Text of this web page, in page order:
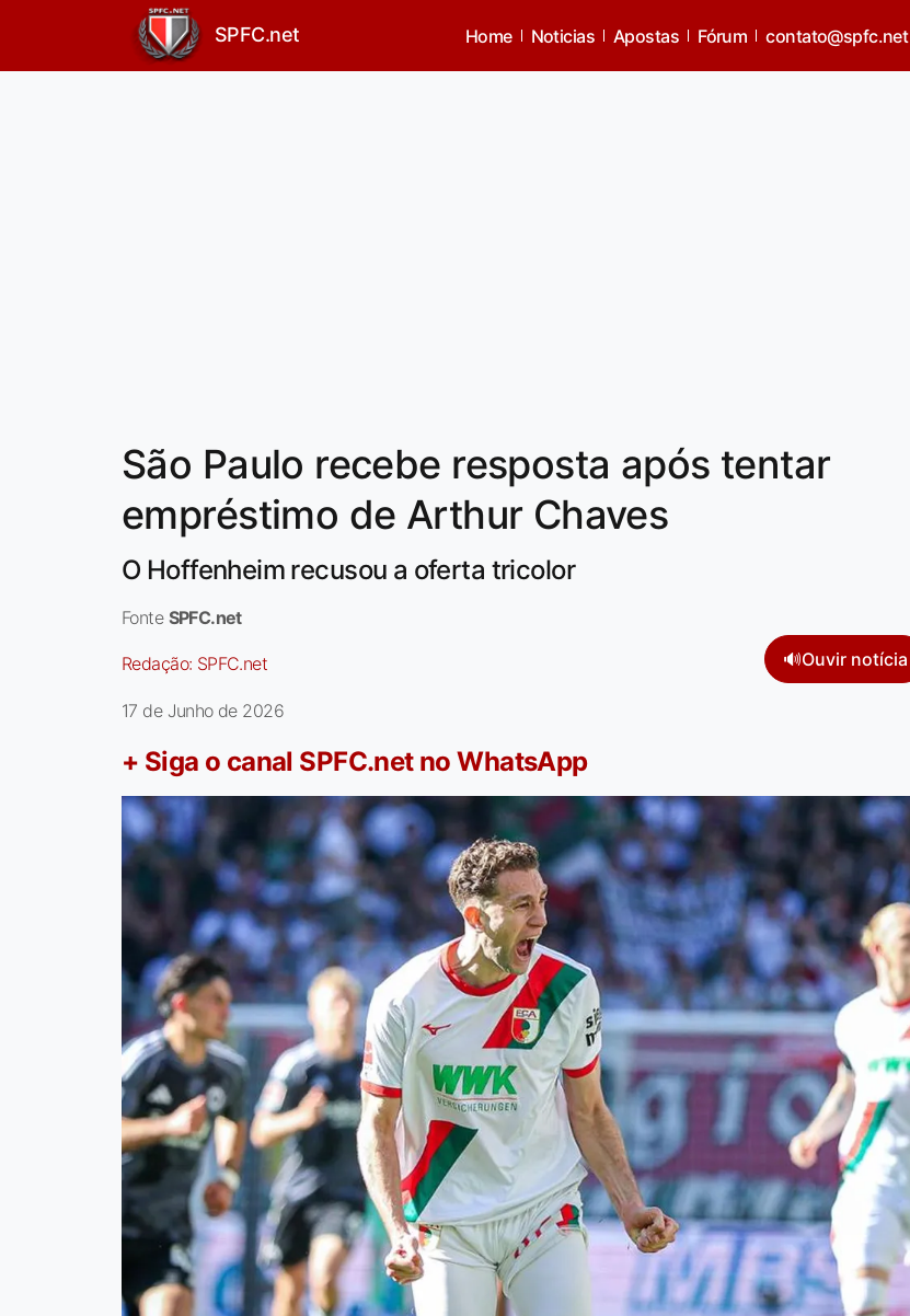
SPFC.net Home Noticias Apostas Fórum contato@spfc.net
São Paulo recebe resposta após tentar
empréstimo de Arthur Chaves
O Hoffenheim recusou a oferta tricolor
Fonte SPFC.net
Redação: SPFC.net 🔊Ouvir notícia
17 de Junho de 2026
+ Siga o canal SPFC.net no WhatsApp